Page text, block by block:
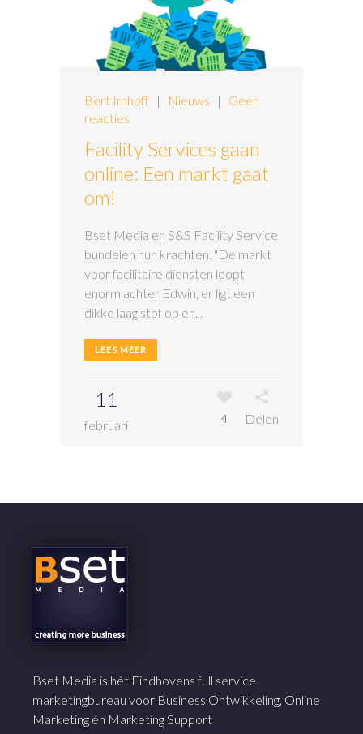
Bert Imhoff | Nieuws | Geen
reacties
Facility Services gaan
online: Een markt gaat
om!
Bset Media en S&S Facility Service
bundelen hun krachten. "De markt
voor facilitaire diensten loopt
enorm achter Edwin, er ligt een
dikke laag stof op en...
LEES MEER
11
februari 4 Delen
Bset Media is hét Eindhovens full service
marketingbureau voor Business Ontwikkeling, Online
Marketing én Marketing Support